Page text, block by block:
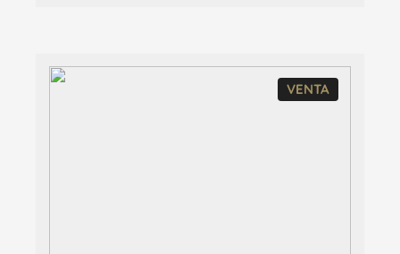
VENTA